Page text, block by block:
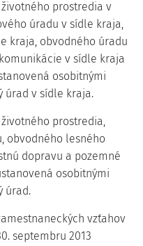
prostredia v
úradu v sídle kraja,
kraja, obvodného úradu
v sídle kraja
osobitnými
úrad v sídle kraja.
prostredia,
obvodného lesného
dopravu a pozemné
osobitnými
úrad.
vzťahov
septembru 2013